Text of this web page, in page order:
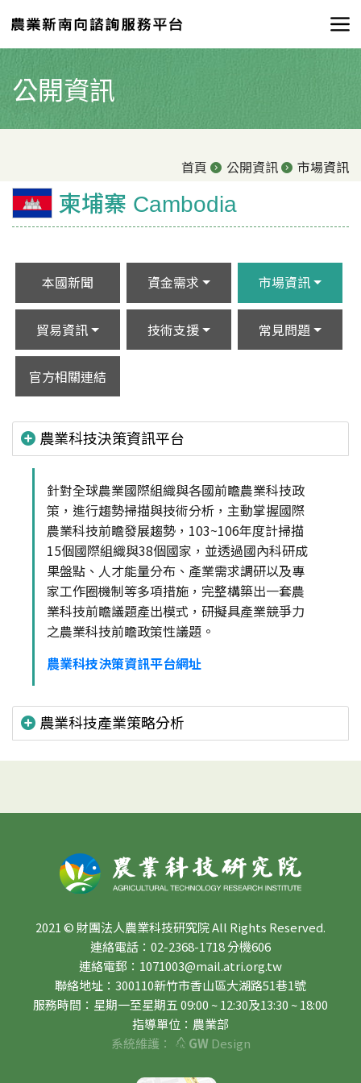
公開資訊
首頁 公開資訊 市場資訊
柬埔寨 Cambodia
本國新聞 資金需求 市場資訊
貿易資訊 技術支援 常見問題
官方相關連結
農業科技決策資訊平台
針對全球農業國際組織與各國前瞻農業科技政
策，進行趨勢掃描與技術分析，主動掌握國際
農業科技前瞻發展趨勢，103~106年度計掃描
15個國際組織與38個國家，並透過國內科研成
果盤點、人才能量分布、產業需求調研以及專
家工作圈機制等多項措施，完整構築出一套農
業科技前瞻議題產出模式，研擬具產業競爭力
之農業科技前瞻政策性議題。
農業科技決策資訊平台網址
農業科技產業策略分析
2021 © 財團法人農業科技研究院 All Rights Reserved.
連絡電話：02-2368-1718 分機606
連絡電郵：1071003@mail.atri.org.tw
聯絡地址：300110新竹市香山區大湖路51巷1號
服務時間：星期一至星期五 09:00 ~ 12:30及13:30 ~ 18:00
指導單位：農業部
系統維護：
GWDesign